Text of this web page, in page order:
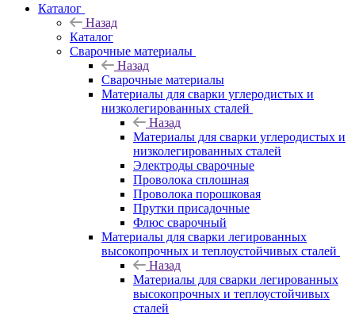
Каталог
Назад
Каталог
Сварочные материалы
Назад
Сварочные материалы
Материалы для сварки углеродистых и
низколегированных сталей
Назад
Материалы для сварки углеродистых и
низколегированных сталей
Электроды сварочные
Проволока сплошная
Проволока порошковая
Прутки присадочные
Флюс сварочный
Материалы для сварки легированных
высокопрочных и теплоустойчивых сталей
Назад
Материалы для сварки легированных
высокопрочных и теплоустойчивых
сталей